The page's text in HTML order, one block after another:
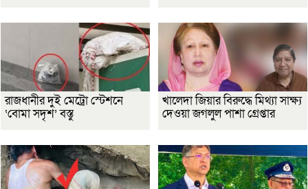
রাজধানীর দুই মেট্রো স্টেশনে
‘বোমা সদৃশ’ বস্তু
খালেদা জিয়ার বিরুদ্ধে মিথ্যা সাক্ষ্য
দেওয়া জগলুল পাশা গ্রেপ্তার